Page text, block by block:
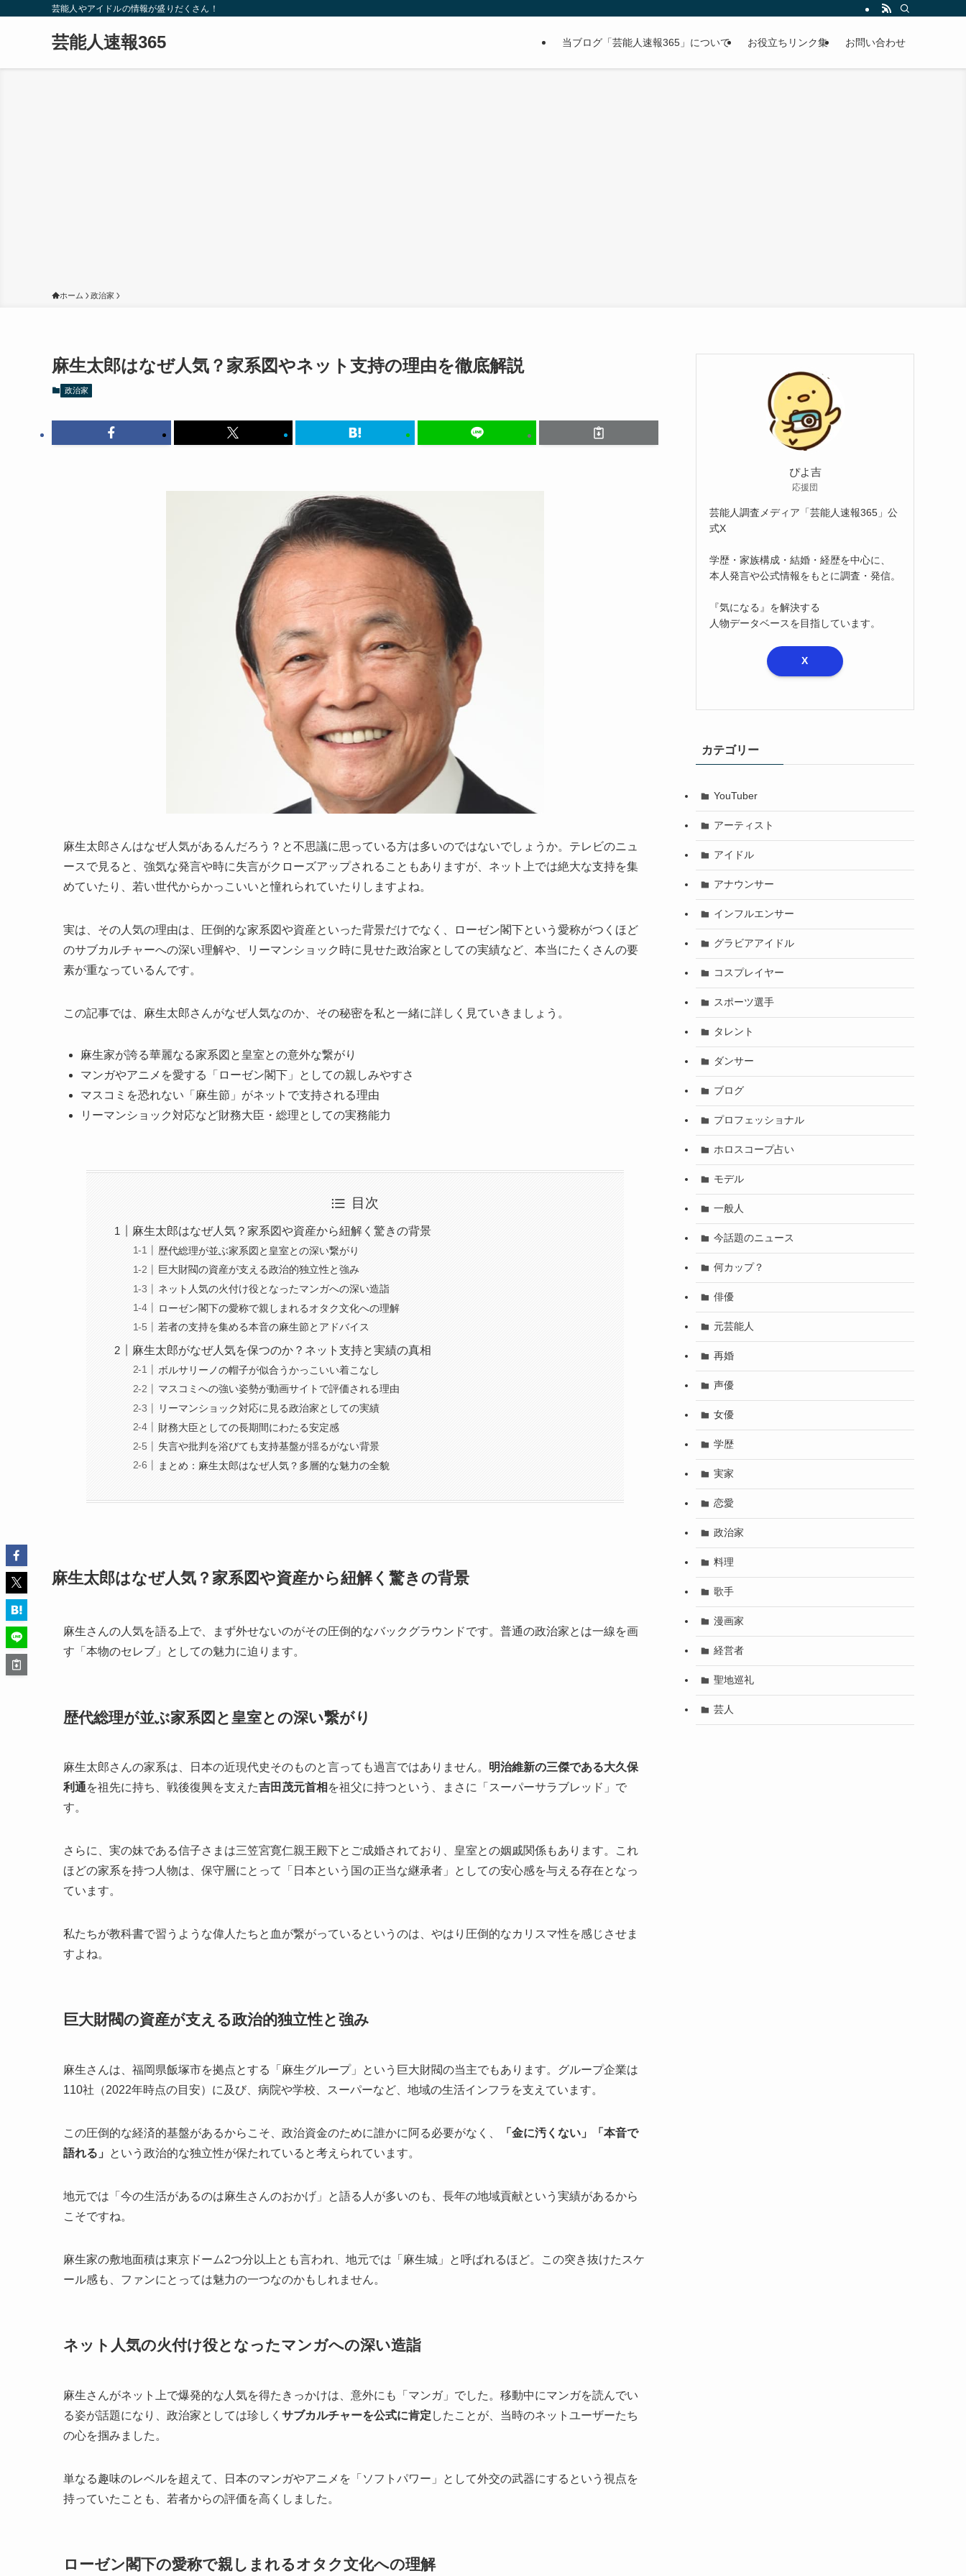
芸能人やアイドルの情報が盛りだくさん！
芸能人速報365 当ブログ「芸能人速報365」について お役立ちリンク集 お問い合わせ
ホーム 政治家
麻生太郎はなぜ人気？家系図やネット支持の理由を徹底解説
政治家
麻生太郎さんはなぜ人気があるんだろう？と不思議に思っている方は多いのではないでしょうか。テレビのニュ
ースで見ると、強気な発言や時に失言がクローズアップされることもありますが、ネット上では絶大な支持を集
めていたり、若い世代からかっこいいと憧れられていたりしますよね。
実は、その人気の理由は、圧倒的な家系図や資産といった背景だけでなく、ローゼン閣下という愛称がつくほど
のサブカルチャーへの深い理解や、リーマンショック時に見せた政治家としての実績など、本当にたくさんの要
素が重なっているんです。
この記事では、麻生太郎さんがなぜ人気なのか、その秘密を私と一緒に詳しく見ていきましょう。
麻生家が誇る華麗なる家系図と皇室との意外な繋がり
マンガやアニメを愛する「ローゼン閣下」としての親しみやすさ
マスコミを恐れない「麻生節」がネットで支持される理由
リーマンショック対応など財務大臣・総理としての実務能力
目次
麻生太郎はなぜ人気？家系図や資産から紐解く驚きの背景
歴代総理が並ぶ家系図と皇室との深い繋がり
巨大財閥の資産が支える政治的独立性と強み
ネット人気の火付け役となったマンガへの深い造詣
ローゼン閣下の愛称で親しまれるオタク文化への理解
若者の支持を集める本音の麻生節とアドバイス
麻生太郎がなぜ人気を保つのか？ネット支持と実績の真相
ボルサリーノの帽子が似合うかっこいい着こなし
マスコミへの強い姿勢が動画サイトで評価される理由
リーマンショック対応に見る政治家としての実績
財務大臣としての長期間にわたる安定感
失言や批判を浴びても支持基盤が揺るがない背景
まとめ：麻生太郎はなぜ人気？多層的な魅力の全貌
麻生太郎はなぜ人気？家系図や資産から紐解く驚きの背景
麻生さんの人気を語る上で、まず外せないのがその圧倒的なバックグラウンドです。普通の政治家とは一線を画
す「本物のセレブ」としての魅力に迫ります。
歴代総理が並ぶ家系図と皇室との深い繋がり
麻生太郎さんの家系は、日本の近現代史そのものと言っても過言ではありません。 明治維新の三傑である大久保
利通を祖先に持ち、戦後復興を支えた吉田茂元首相 を祖父に持つという、まさに「スーパーサラブレッド」で
す。
さらに、実の妹である信子さまは三笠宮寛仁親王殿下とご成婚されており、皇室との姻戚関係もあります。これ
ほどの家系を持つ人物は、保守層にとって「日本という国の正当な継承者」としての安心感を与える存在となっ
ています。
私たちが教科書で習うような偉人たちと血が繋がっているというのは、やはり圧倒的なカリスマ性を感じさせま
すよね。
巨大財閥の資産が支える政治的独立性と強み
麻生さんは、福岡県飯塚市を拠点とする「麻生グループ」という巨大財閥の当主でもあります。グループ企業は
110社（2022年時点の目安）に及び、病院や学校、スーパーなど、地域の生活インフラを支えています。
この圧倒的な経済的基盤があるからこそ、政治資金のために誰かに阿る必要がなく、
「金に汚くない」「本音で
語れる」
という政治的な独立性が保たれていると考えられています。
地元では「今の生活があるのは麻生さんのおかげ」と語る人が多いのも、長年の地域貢献という実績があるから
こそですね。
麻生家の敷地面積は東京ドーム2つ分以上とも言われ、地元では「麻生城」と呼ばれるほど。この突き抜けたスケ
ール感も、ファンにとっては魅力の一つなのかもしれません。
ネット人気の火付け役となったマンガへの深い造詣
麻生さんがネット上で爆発的な人気を得たきっかけは、意外にも「マンガ」でした。移動中にマンガを読んでい
る姿が話題になり、政治家としては珍しく サブカルチャーを公式に肯定 したことが、当時のネットユーザーたち
の心を掴みました。
単なる趣味のレベルを超えて、日本のマンガやアニメを「ソフトパワー」として外交の武器にするという視点を
持っていたことも、若者からの評価を高くしました。
ローゼン閣下の愛称で親しまれるオタク文化への理解
ぴよ吉
応援団
芸能人調査メディア「芸能人速報365」公
式X
学歴・家族構成・結婚・経歴を中心に、
本人発言や公式情報をもとに調査・発信。
『気になる』を解決する
人物データベースを目指しています。
X
カテゴリー
YouTuber
アーティスト
アイドル
アナウンサー
インフルエンサー
グラビアアイドル
コスプレイヤー
スポーツ選手
タレント
ダンサー
ブログ
プロフェッショナル
ホロスコープ占い
モデル
一般人
今話題のニュース
何カップ？
俳優
元芸能人
再婚
声優
女優
学歴
実家
恋愛
政治家
料理
歌手
漫画家
経営者
聖地巡礼
芸人